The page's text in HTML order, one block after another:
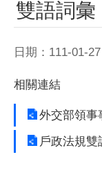
雙語詞彙
日期：111-01-27
相關連結
外交部領事
戶政法規雙